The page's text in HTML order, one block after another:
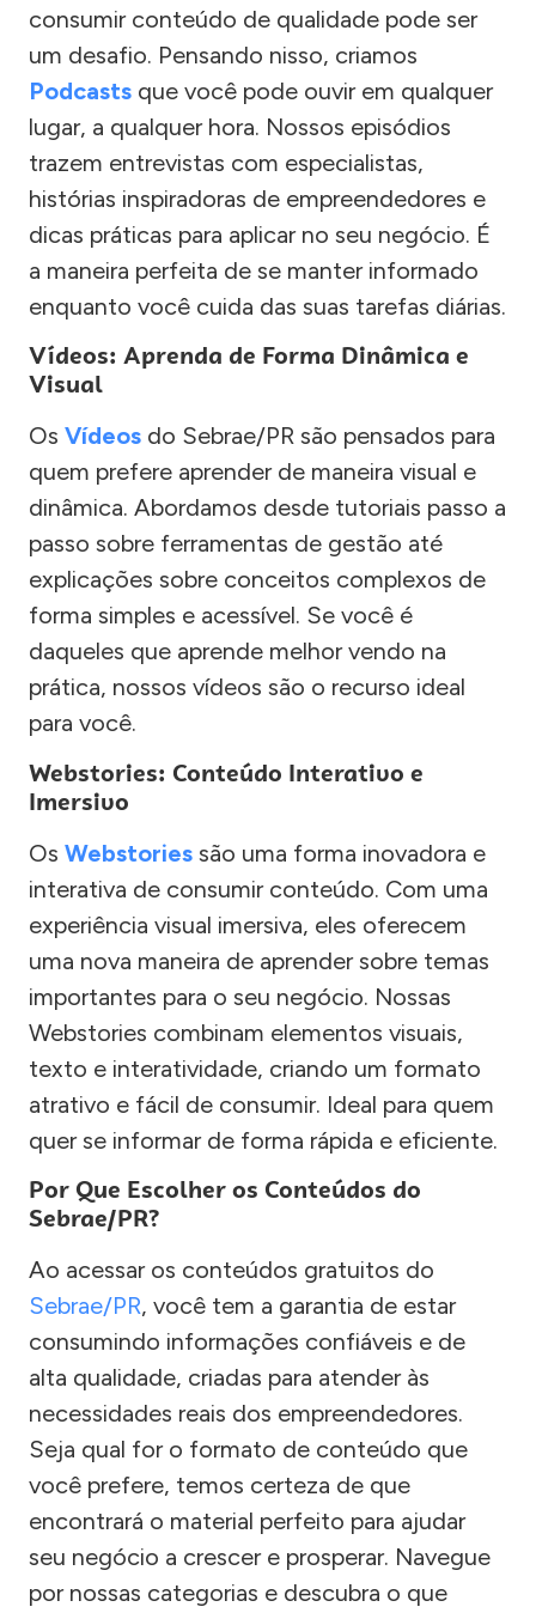
consumir conteúdo de qualidade pode ser
um desafio. Pensando nisso, criamos
Podcasts que você pode ouvir em qualquer
lugar, a qualquer hora. Nossos episódios
trazem entrevistas com especialistas,
histórias inspiradoras de empreendedores e
dicas práticas para aplicar no seu negócio. É
a maneira perfeita de se manter informado
enquanto você cuida das suas tarefas diárias.
Vídeos: Aprenda de Forma Dinâmica e
Visual
Os Vídeos do Sebrae/PR são pensados para
quem prefere aprender de maneira visual e
dinâmica. Abordamos desde tutoriais passo a
passo sobre ferramentas de gestão até
explicações sobre conceitos complexos de
forma simples e acessível. Se você é
daqueles que aprende melhor vendo na
prática, nossos vídeos são o recurso ideal
para você.
Webstories: Conteúdo Interativo e
Imersivo
Os Webstories são uma forma inovadora e
interativa de consumir conteúdo. Com uma
experiência visual imersiva, eles oferecem
uma nova maneira de aprender sobre temas
importantes para o seu negócio. Nossas
Webstories combinam elementos visuais,
texto e interatividade, criando um formato
atrativo e fácil de consumir. Ideal para quem
quer se informar de forma rápida e eficiente.
Por Que Escolher os Conteúdos do
Sebrae/PR?
Ao acessar os conteúdos gratuitos do
Sebrae/PR, você tem a garantia de estar
consumindo informações confiáveis e de
alta qualidade, criadas para atender às
necessidades reais dos empreendedores.
Seja qual for o formato de conteúdo que
você prefere, temos certeza de que
encontrará o material perfeito para ajudar
seu negócio a crescer e prosperar. Navegue
por nossas categorias e descubra o que